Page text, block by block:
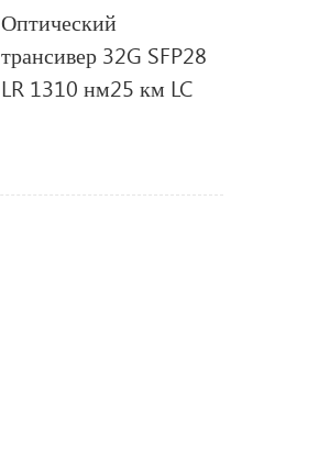
Оптический
трансивер 32G SFP28
LR 1310 нм25 км LC